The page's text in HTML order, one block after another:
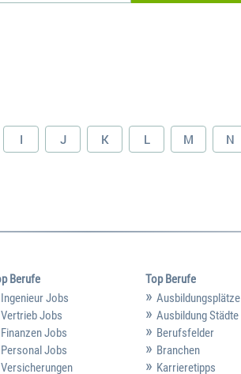
I J K L M N
Berufe
Ingenieur Jobs
Vertrieb Jobs
Finanzen Jobs
Personal Jobs
Versicherungen
Top Berufe
Ausbildungsplätze
Ausbildung Städte
Berufsfelder
Branchen
Karrieretipps